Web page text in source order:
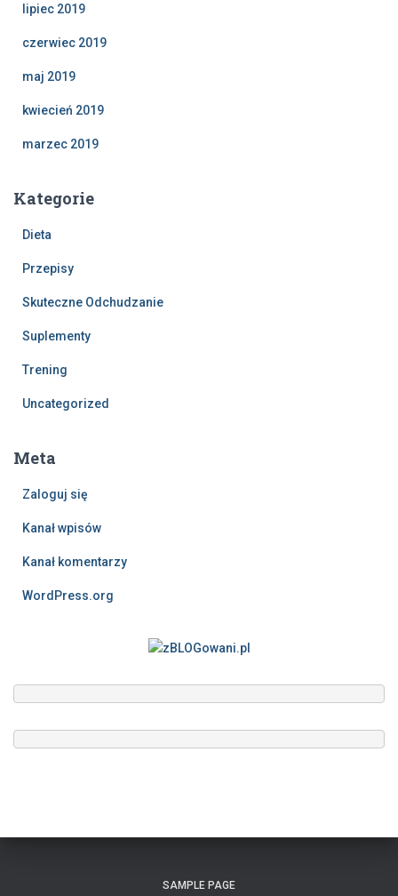
lipiec 2019
czerwiec 2019
maj 2019
kwiecień 2019
marzec 2019
Kategorie
Dieta
Przepisy
Skuteczne Odchudzanie
Suplementy
Trening
Uncategorized
Meta
Zaloguj się
Kanał wpisów
Kanał komentarzy
WordPress.org
SAMPLE PAGE